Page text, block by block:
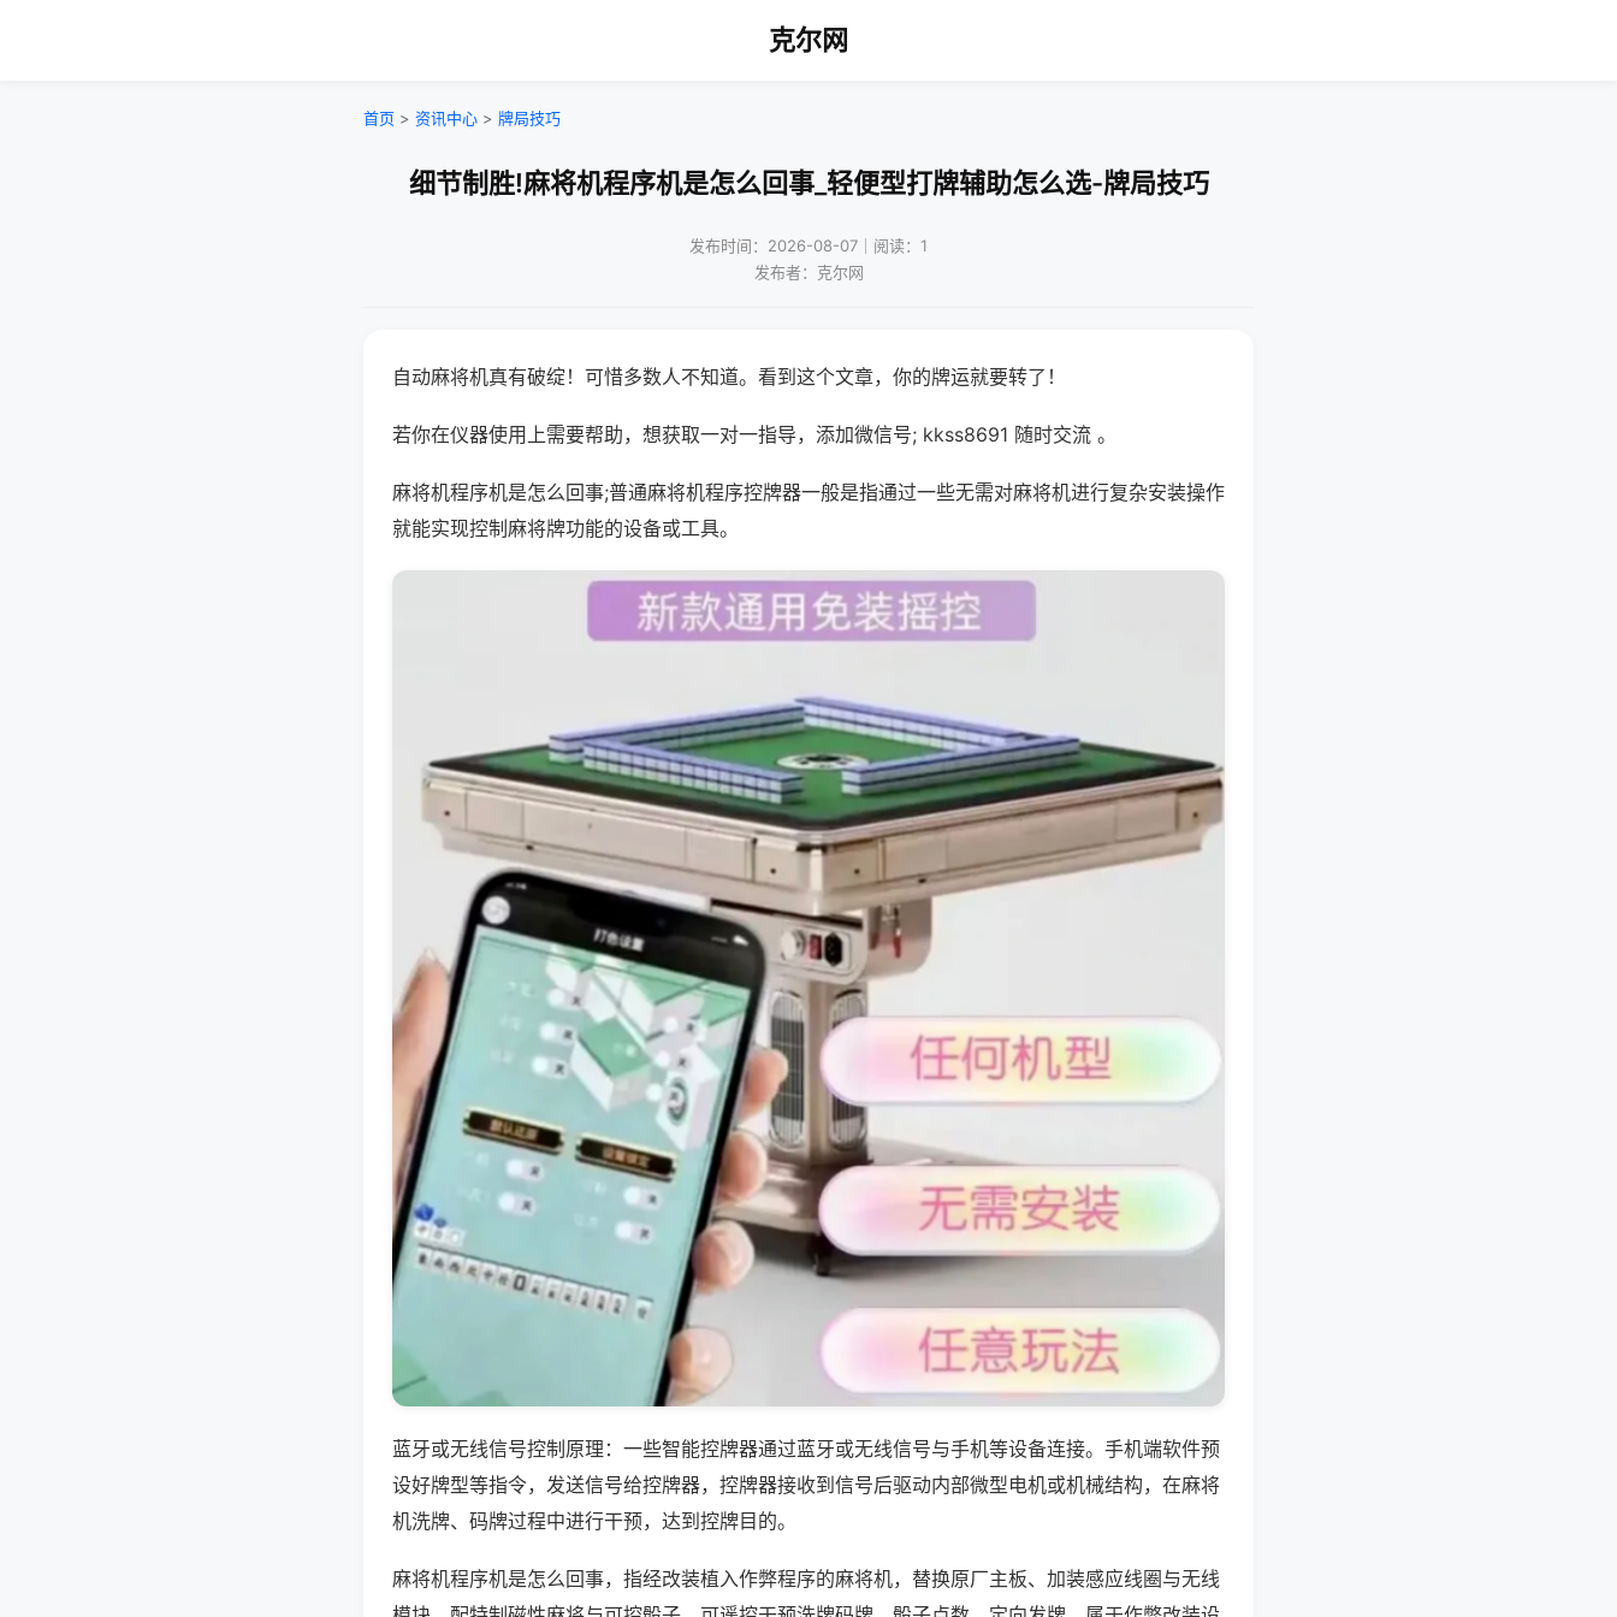
克尔网
首页 > 资讯中心 > 牌局技巧
细节制胜!麻将机程序机是怎么回事_轻便型打牌辅助怎么选-牌局技巧
发布时间：2026-08-07｜阅读：1
发布者：克尔网
自动麻将机真有破绽！可惜多数人不知道。看到这个文章，你的牌运就要转了！
若你在仪器使用上需要帮助，想获取一对一指导，添加微信号; kkss8691 随时交流 。
麻将机程序机是怎么回事;普通麻将机程序控牌器一般是指通过一些无需对麻将机进行复杂安装操作
就能实现控制麻将牌功能的设备或工具。
蓝牙或无线信号控制原理：一些智能控牌器通过蓝牙或无线信号与手机等设备连接。手机端软件预
设好牌型等指令，发送信号给控牌器，控牌器接收到信号后驱动内部微型电机或机械结构，在麻将
机洗牌、码牌过程中进行干预，达到控牌目的。
麻将机程序机是怎么回事，指经改装植入作弊程序的麻将机，替换原厂主板、加装感应线圈与无线